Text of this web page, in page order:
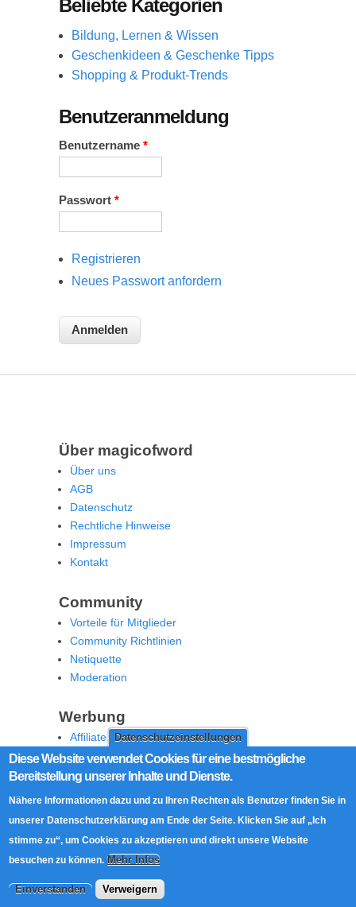
Datenschutzeinstellungen
Diese Website verwendet Cookies für eine bestmögliche
Bereitstellung unserer Inhalte und Dienste.
Nähere Informationen dazu und zu Ihren Rechten als Benutzer finden Sie in
unserer Datenschutzerklärung am Ende der Seite. Klicken Sie auf „Ich
stimme zu“, um Cookies zu akzeptieren und direkt unsere Website
besuchen zu können. Mehr Infos
Einverstanden Verweigern
Beliebte Kategorien
Bildung, Lernen & Wissen
Geschenkideen & Geschenke Tipps
Shopping & Produkt-Trends
Benutzeranmeldung
Benutzername *
Passwort *
Registrieren
Neues Passwort anfordern
Über magicofword
Über uns
AGB
Datenschutz
Rechtliche Hinweise
Impressum
Kontakt
Community
Vorteile für Mitglieder
Community Richtlinien
Netiquette
Moderation
Werbung
Affiliate Offenlegung
Werben Sie auf MoW
Social Media
RSS Feed
Facebook